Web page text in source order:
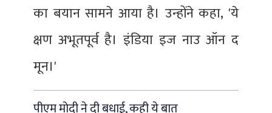
का बयान सामने आया है। उन्होंने कहा, 'ये
क्षण अभूतपूर्व है। इंडिया इज नाउ ऑन द
मून।'
पीएम मोदी ने दी बधाई, कही ये बात